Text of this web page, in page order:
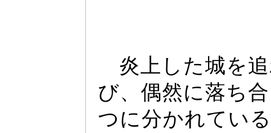
炎上した城を
び、偶然に落ち合
つに分かれてい